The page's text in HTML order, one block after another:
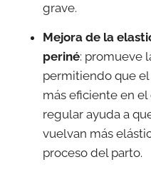
grave.
Mejora de la
periné: promueve
permitiendo que
más eficiente en
regular ayuda a
vuelvan más
proceso del parto.